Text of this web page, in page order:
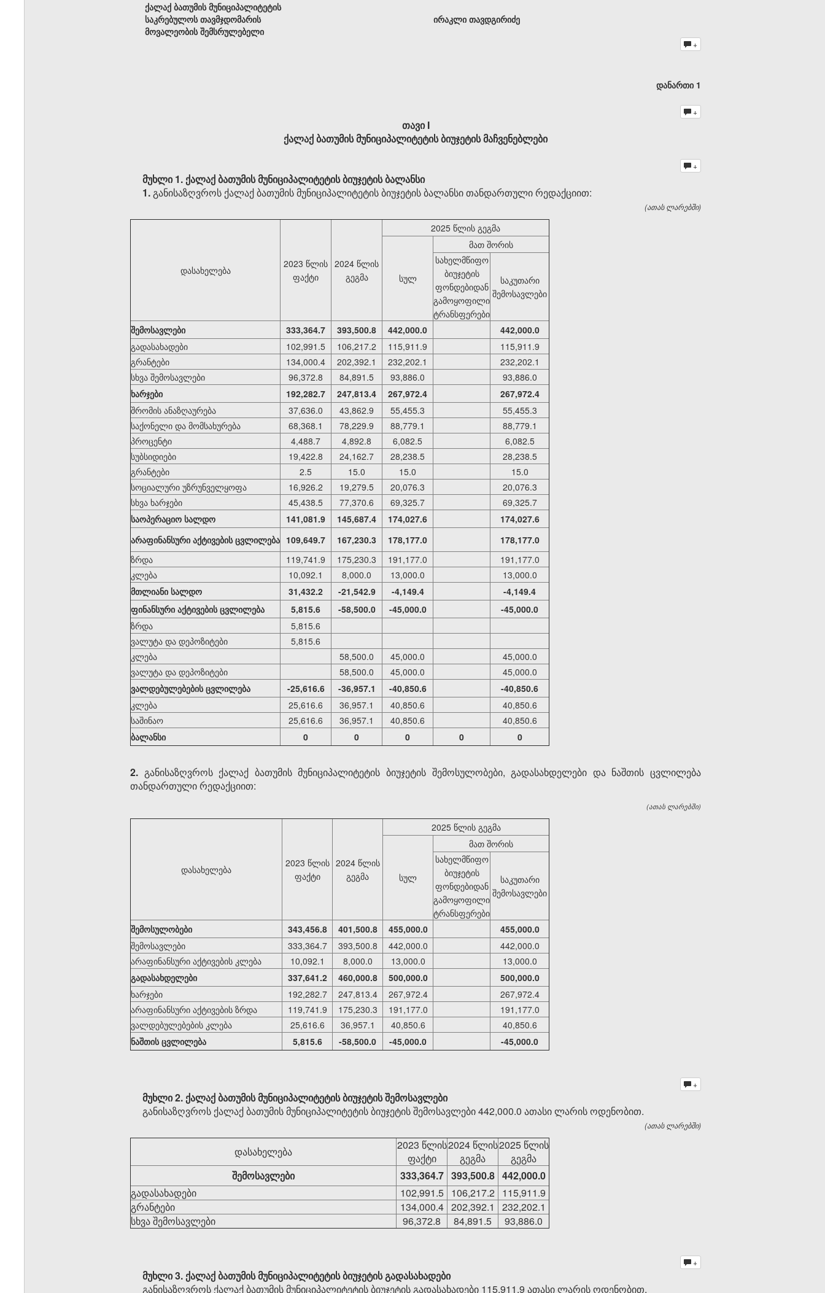
ქალაქ ბათუმის მუნიციპალიტეტის
საკრებულოს თავმჯდომარის
მოვალეობის შემსრულებელი
ირაკლი თავდგირიძე
+
დანართი 1
+
თავი I
ქალაქ ბათუმის მუნიციპალიტეტის ბიუჯეტის მაჩვენებლები
+
მუხლი 1. ქალაქ ბათუმის მუნიციპალიტეტის ბიუჯეტის ბალანსი
1.განისაზღვროს ქალაქ ბათუმის მუნიციპალიტეტის ბიუჯეტის ბალანსი თანდართული რედაქციით:
(ათას ლარებში)
დასახელება
2023 წლის
ფაქტი
2024 წლის
გეგმა
2025 წლის გეგმა
სულ
მათ შორის
სახელმწიფო
ბიუჯეტის
ფონდებიდან
გამოყოფილი
ტრანსფერები
საკუთარი
შემოსავლები
შემოსავლები 333,364.7 393,500.8 442,000.0
442,000.0
გადასახადები
102,991.5 106,217.2 115,911.9
115,911.9
გრანტები
134,000.4 202,392.1 232,202.1
232,202.1
სხვა შემოსავლები
96,372.8 84,891.5 93,886.0
93,886.0
ხარჯები
192,282.7 247,813.4 267,972.4
267,972.4
შრომის ანაზღაურება
37,636.0 43,862.9 55,455.3
55,455.3
საქონელი და მომსახურება
68,368.1 78,229.9 88,779.1
88,779.1
პროცენტი
4,488.7 4,892.8 6,082.5
6,082.5
სუბსიდიები
19,422.8 24,162.7 28,238.5
28,238.5
გრანტები
2.5 15.0 15.0
15.0
სოციალური უზრუნველყოფა
16,926.2 19,279.5 20,076.3
20,076.3
სხვა ხარჯები
45,438.5 77,370.6 69,325.7
69,325.7
საოპერაციო სალდო
141,081.9 145,687.4 174,027.6
174,027.6
არაფინანსური აქტივების ცვლილება 109,649.7 167,230.3 178,177.0
178,177.0
ზრდა
119,741.9 175,230.3 191,177.0
191,177.0
კლება
10,092.1 8,000.0 13,000.0
13,000.0
მთლიანი სალდო
31,432.2 -21,542.9 -4,149.4
-4,149.4
ფინანსური აქტივების ცვლილება
5,815.6 -58,500.0 -45,000.0
-45,000.0
ზრდა
5,815.6
ვალუტა და დეპოზიტები
5,815.6
კლება
58,500.0 45,000.0
45,000.0
ვალუტა და დეპოზიტები
58,500.0 45,000.0
45,000.0
ვალდებულებების ცვლილება
-25,616.6 -36,957.1 -40,850.6
-40,850.6
კლება
25,616.6 36,957.1 40,850.6
40,850.6
საშინაო
25,616.6 36,957.1 40,850.6
40,850.6
ბალანსი
0 0 0 0 0
2. განისაზღვროს ქალაქ ბათუმის მუნიციპალიტეტის ბიუჯეტის შემოსულობები, გადასახდელები და ნაშთის ცვლილება
თანდართული რედაქციით:
(ათას ლარებში)
დასახელება
2023 წლის
ფაქტი
2024 წლის
გეგმა
2025 წლის გეგმა
სულ
მათ შორის
სახელმწიფო
ბიუჯეტის
ფონდებიდან
გამოყოფილი
ტრანსფერები
საკუთარი
შემოსავლები
შემოსულობები 343,456.8 401,500.8 455,000.0
455,000.0
შემოსავლები
333,364.7 393,500.8 442,000.0
442,000.0
არაფინანსური აქტივების კლება
10,092.1 8,000.0 13,000.0
13,000.0
გადასახდელები
337,641.2 460,000.8 500,000.0
500,000.0
ხარჯები
192,282.7 247,813.4 267,972.4
267,972.4
არაფინანსური აქტივების ზრდა
119,741.9 175,230.3 191,177.0
191,177.0
ვალდებულებების კლება
25,616.6 36,957.1 40,850.6
40,850.6
ნაშთის ცვლილება
5,815.6 -58,500.0 -45,000.0 -45,000.0
+
მუხლი 2. ქალაქ ბათუმის მუნიციპალიტეტის ბიუჯეტის შემოსავლები
განისაზღვროს ქალაქ ბათუმის მუნიციპალიტეტის ბიუჯეტის შემოსავლები 442,000.0 ათასი ლარის ოდენობით.
(ათას ლარებში)
დასახელება
2023 წლის
ფაქტი
2024 წლის
გეგმა
2025 წლის
გეგმა
შემოსავლები
333,364.7 393,500.8 442,000.0
გადასახადები
102,991.5 106,217.2
115,911.9
გრანტები
134,000.4 202,392.1
232,202.1
სხვა შემოსავლები
96,372.8 84,891.5 93,886.0
+
მუხლი 3. ქალაქ ბათუმის მუნიციპალიტეტის ბიუჯეტის გადასახადები
განისაზღვროს ქალაქ ბათუმის მუნიციპალიტეტის ბიუჯეტის გადასახადები 115,911.9 ათასი ლარის ოდენობით.